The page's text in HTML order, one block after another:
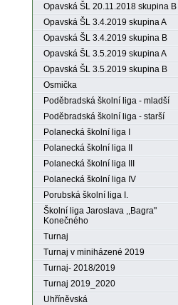
Opavská ŠL 20.11.2018 skupina B
Opavská ŠL 3.4.2019 skupina A
Opavská ŠL 3.4.2019 skupina B
Opavská ŠL 3.5.2019 skupina A
Opavská ŠL 3.5.2019 skupina B
Osmička
Poděbradská školní liga - mladší
Poděbradská školní liga - starší
Polanecká školní liga I
Polanecká školní liga II
Polanecká školní liga III
Polanecká školní liga IV
Porubská školní liga I.
Školní liga Jaroslava ,,Bagra"
Konečného
Turnaj
Turnaj v miniházené 2019
Turnaj- 2018/2019
Turnaj 2019_2020
Uhříněvská